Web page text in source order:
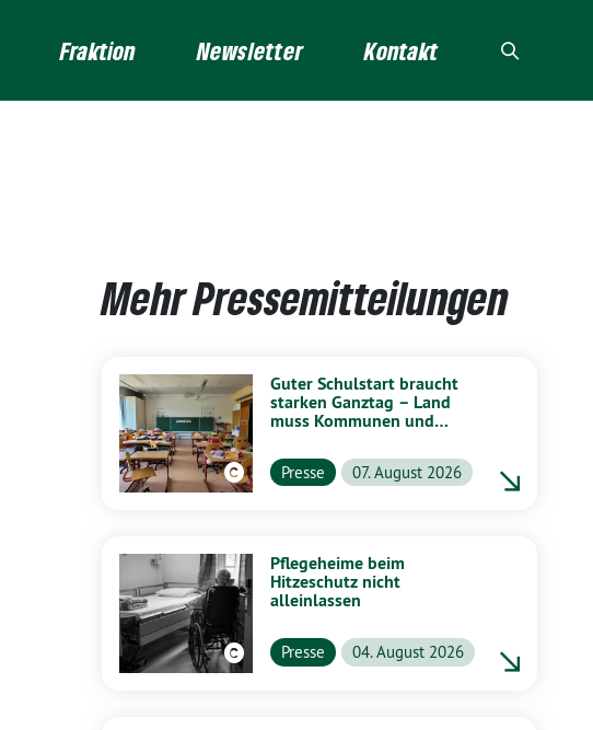
Fraktion Newsletter Kontakt
Mehr Pressemitteilungen
Guter Schulstart braucht
starken Ganztag – Land
muss Kommunen und
Presse 07. August 2026
Pflegeheime beim
Hitzeschutz nicht
alleinlassen
Presse 04. August 2026